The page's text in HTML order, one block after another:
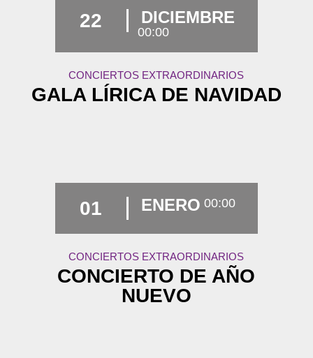
22 DICIEMBRE
00:00
CONCIERTOS EXTRAORDINARIOS
GALA LÍRICA DE NAVIDAD
01 ENERO 00:00
CONCIERTOS EXTRAORDINARIOS
CONCIERTO DE AÑO
NUEVO